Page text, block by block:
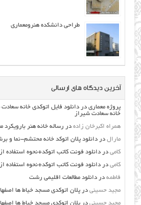
طراحی دانشکده هنرومعماری
آخرین دیدگاه های ارسالی
پروژه معماری دردانلود فایل اتوکدی خانه
خانه سعادت شیراز
همراه اکبرخان زاده در رساله خانه هنر بارویکرد
مارال دردانلود پلان اتوکد خانه محتشم-نما و
کامی دردانلود فونت کاتب اتوکد+نحوه استفاده
کامی دردانلود فونت کاتب اتوکد+نحوه استفاده
فاطمه دردانلود مطالعات اقليمي رشت
مجید حسینی درپلان اتوکدی مسجد خیاط ها
مجید حسینی درپلان اتوکدی مسجد خیاط ها